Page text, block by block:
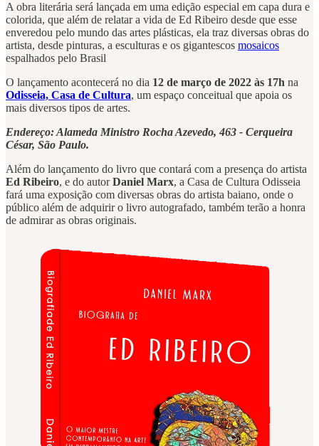
A obra literária será lançada em uma edição especial em capa dura e
colorida, que além de relatar a vida de Ed Ribeiro desde que esse
enveredou pelo mundo das artes plásticas, ela traz diversas obras do
artista, desde pinturas, a esculturas e os gigantescos mosaicos
espalhados pelo Brasil
O lançamento acontecerá no dia 12 de março de 2022 às 17h na
Odisseia, Casa de Cultura, um espaço conceitual que apoia os
mais diversos tipos de artes.
Endereço: Alameda Ministro Rocha Azevedo, 463 - Cerqueira
César, São Paulo.
Além do lançamento do livro que contará com a presença do artista
Ed Ribeiro, e do autorDaniel Marx, a Casa de Cultura Odisseia
fará uma exposição com diversas obras do artista baiano, onde o
público além de adquirir o livro autografado, também terão a honra
de admirar as obras originais.